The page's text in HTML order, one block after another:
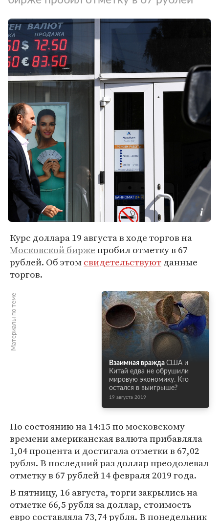
Курс доллара 19 августа в ходе торгов на
Московской биржепробил отметку в 67
рублей. Об этомсвидетельствуютданные
торгов.
Материалы по теме
Взаимная вражда США и
Китай едва не обрушили
мировую экономику. Кто
остался в выигрыше?
19 августа 2019
По состоянию на 14:15 по московскому
времени американская валюта прибавляла
1,04 процента и достигала отметки в 67,02
рубля. В последний раз доллар преодолевал
отметку в 67 рублей 14 февраля 2019 года.
В пятницу, 16 августа, торги закрылись на
отметке 66,5 рубля за доллар, стоимость
евро составляла 73,74 рубля. В понедельник